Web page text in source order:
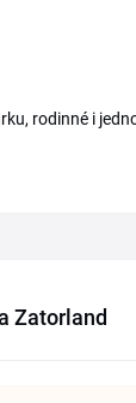
rodinné i
Zatorland